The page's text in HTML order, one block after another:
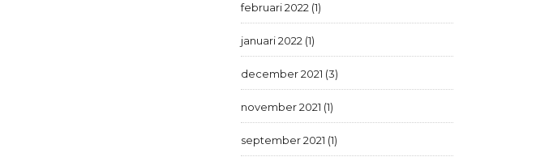
februari 2022 (1)
januari 2022 (1)
december 2021 (3)
november 2021 (1)
september 2021 (1)